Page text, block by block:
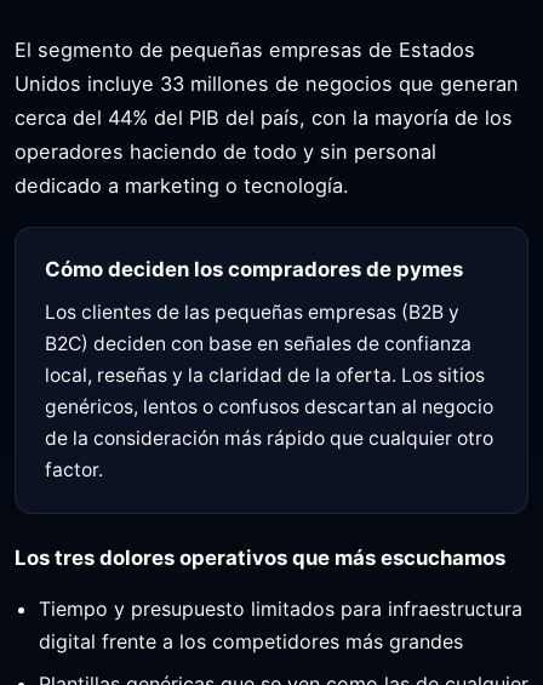
El segmento de pequeñas empresas de Estados
Unidos incluye 33 millones de negocios que generan
cerca del 44% del PIB del país, con la mayoría de los
operadores haciendo de todo y sin personal
dedicado a marketing o tecnología.
Cómo deciden los compradores de pymes
Los clientes de las pequeñas empresas (B2B y
B2C) deciden con base en señales de confianza
local, reseñas y la claridad de la oferta. Los sitios
genéricos, lentos o confusos descartan al negocio
de la consideración más rápido que cualquier otro
factor.
Los tres dolores operativos que más escuchamos
Tiempo y presupuesto limitados para infraestructura
digital frente a los competidores más grandes